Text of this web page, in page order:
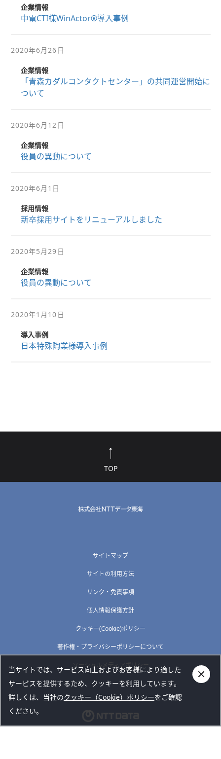
企業情報
中電CTI様WinActor®導入事例
2020年6月26日
企業情報
「青森カダルコンタクトセンター」の共同運営開始に
ついて
2020年6月12日
企業情報
役員の異動について
2020年6月1日
採用情報
新卒採用サイトをリニューアルしました
2020年5月29日
企業情報
役員の異動について
2020年1月10日
導入事例
日本特殊陶業様導入事例
TOP
サイトマップ
サイトの利用方法
リンク・免責事項
個人情報保護方針
クッキー(Cookie)ポリシー
著作権・プライバシーポリシーについて
ソーシャルメディアポリシー
当サイトでは、サービス向上およびお客様により適した
サービスを提供するため、クッキーを利用しています。
詳しくは、当社のクッキー（Cookie）ポリシーをご確認
ください。